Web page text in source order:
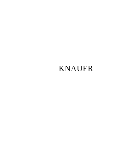
KNAUER